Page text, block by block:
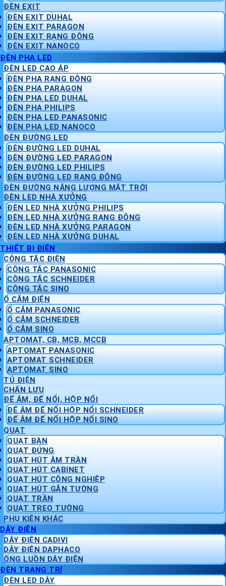
ĐÈN EXIT
ĐÈN EXIT DUHAL
ĐÈN EXIT PARAGON
ĐÈN EXIT RẠNG ĐÔNG
ĐÈN EXIT NANOCO
ĐÈN PHA LED
ĐÈN LED CAO ÁP
ĐÈN PHA RẠNG ĐÔNG
ĐÈN PHA PARAGON
ĐÈN PHA LED DUHAL
ĐÈN PHA PHILIPS
ĐÈN PHA LED PANASONIC
ĐÈN PHA LED NANOCO
ĐÈN ĐƯỜNG LED
ĐÈN ĐƯỜNG LED DUHAL
ĐÈN ĐƯỜNG LED PARAGON
ĐÈN ĐƯỜNG LED PHILIPS
ĐÈN ĐƯỜNG LED RẠNG ĐÔNG
ĐÈN ĐƯỜNG NĂNG LƯỢNG MẶT TRỜI
ĐÈN LED NHÀ XƯỞNG
ĐÈN LED NHÀ XƯỞNG PHILIPS
ĐÈN LED NHÀ XƯỞNG RẠNG ĐÔNG
ĐÈN LED NHÀ XƯỞNG PARAGON
ĐÈN LED NHÀ XƯỞNG DUHAL
THIẾT BỊ ĐIỆN
CÔNG TẮC ĐIỆN
CÔNG TẮC PANASONIC
CÔNG TẮC SCHNEIDER
CÔNG TẮC SINO
Ổ CẮM ĐIỆN
Ổ CẮM PANASONIC
Ổ CẮM SCHNEIDER
Ổ CẮM SINO
APTOMAT, CB, MCB, MCCB
APTOMAT PANASONIC
APTOMAT SCHNEIDER
APTOMAT SINO
TỦ ĐIỆN
CHẤN LƯU
ĐẾ ÂM, ĐẾ NỔI, HỘP NỔI
ĐẾ ÂM ĐẾ NỔI HỘP NỔI SCHNEIDER
ĐẾ ÂM ĐẾ NỔI HỘP NỔI SINO
QUẠT
QUẠT BÀN
QUẠT ĐỨNG
QUẠT HÚT ÂM TRẦN
QUẠT HÚT CABINET
QUẠT HÚT CÔNG NGHIỆP
QUẠT HÚT GẮN TƯỜNG
QUẠT TRẦN
QUẠT TREO TƯỜNG
PHỤ KIỆN KHÁC
DÂY ĐIỆN
DÂY ĐIỆN CADIVI
DÂY ĐIỆN DAPHACO
ỐNG LUỒN DÂY ĐIỆN
ĐÈN TRANG TRÍ
ĐÈN LED DÂY